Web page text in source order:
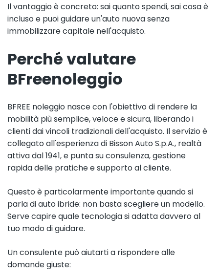
Il vantaggio è concreto: sai quanto spendi, sai cosa è
incluso e puoi guidare un'auto nuova senza
immobilizzare capitale nell'acquisto.
Perché valutare
BFreenoleggio
BFREE noleggio nasce con l'obiettivo di rendere la
mobilità più semplice, veloce e sicura, liberando i
clienti dai vincoli tradizionali dell'acquisto. Il servizio è
collegato all'esperienza di Bisson Auto S.p.A., realtà
attiva dal 1941, e punta su consulenza, gestione
rapida delle pratiche e supporto al cliente.
Questo è particolarmente importante quando si
parla di auto ibride: non basta scegliere un modello.
Serve capire quale tecnologia si adatta davvero al
tuo modo di guidare.
Un consulente può aiutarti a rispondere alle
domande giuste: